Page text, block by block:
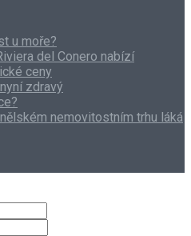
u moře?
del Conero nabízí
ceny
zdravý
nemovitostním trhu láká